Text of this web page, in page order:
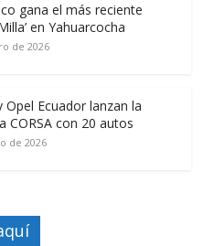
gana el más reciente
en Yahuarcocha
de 2026
Opel Ecuador lanzan la
CORSA con 20 autos
de 2026